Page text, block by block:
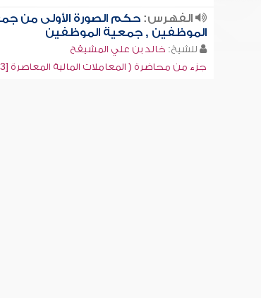
الفهرس:حكم الصورة الأولى من
الموظفين , جمعية الموظفين
للشيخ: خالد بن علي المشيقح
جزء من محاضرة ( المعاملات المالية المعاصرة [3])